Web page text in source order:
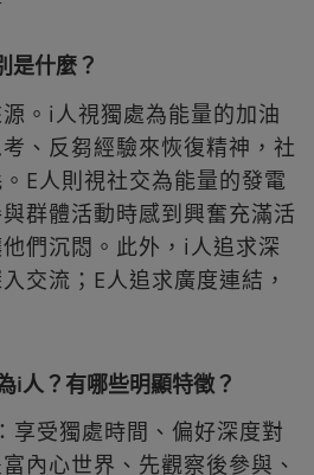
是什麼？
。i人視獨處為能量的加油
、反芻經驗來恢復精神，社
E人則視社交為能量的發電
群體活動時感到興奮充滿活
們沉悶。此外，i人追求深
交流；E人追求廣度連結，
i人？有哪些明顯特徵？
享受獨處時間、偏好深度對
內心世界、先觀察後參與、